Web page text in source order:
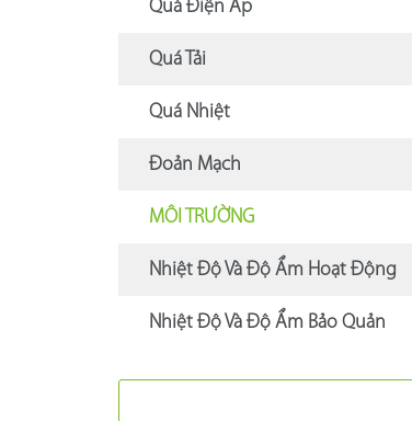
Quá Điện Áp
Quá Tải
Quá Nhiệt
Đoản Mạch
MÔI TRƯỜNG
Nhiệt Độ Và Độ Ẩm Hoạt Động
Nhiệt Độ Và Độ Ẩm Bảo Quản